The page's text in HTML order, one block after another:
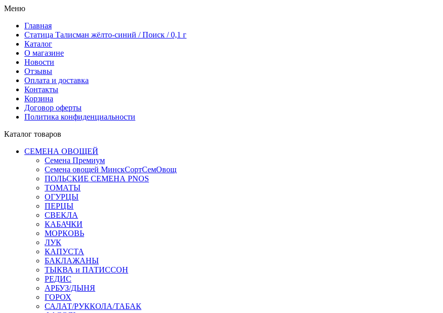
Меню
Главная
Статица Талисман жёлто-синий / Поиск / 0,1 г
Каталог
О магазине
Новости
Отзывы
Оплата и доставка
Контакты
Корзина
Договор оферты
Политика конфиденциальности
Каталог товаров
СЕМЕНА ОВОЩЕЙ
Семена Премиум
Семена овощей МинскСортСемОвощ
ПОЛЬСКИЕ СЕМЕНА PNOS
ТОМАТЫ
ОГУРЦЫ
ПЕРЦЫ
СВЕКЛА
КАБАЧКИ
МОРКОВЬ
ЛУК
КАПУСТА
БАКЛАЖАНЫ
ТЫКВА и ПАТИССОН
РЕДИС
АРБУЗ/ДЫНЯ
ГОРОХ
САЛАТ/РУККОЛА/ТАБАК